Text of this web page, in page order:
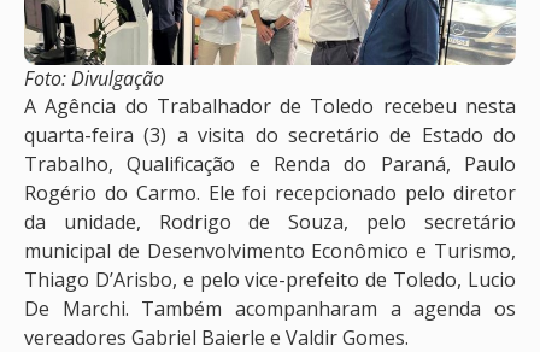
Foto: Divulgação
A Agência do Trabalhador de Toledo recebeu nesta
quarta-feira (3) a visita do secretário de Estado do
Trabalho, Qualificação e Renda do Paraná, Paulo
Rogério do Carmo. Ele foi recepcionado pelo diretor
da unidade, Rodrigo de Souza, pelo secretário
municipal de Desenvolvimento Econômico e Turismo,
Thiago D’Arisbo, e pelo vice-prefeito de Toledo, Lucio
De Marchi. Também acompanharam a agenda os
vereadores Gabriel Baierle e Valdir Gomes.